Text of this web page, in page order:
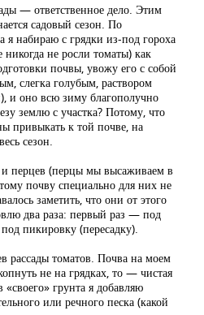
— ответственное дело. Этим
садовый сезон. По
я набираю с грядки из-под гороха
никогда не росли томаты) как
почвы, увожу его с собой
слегка голубым, раствором
и оно всю зиму благополучно
землю с участка? Потому, что
привыкать к той почве, на
сезон.
и перцев (перцы мы высаживаем в
почву специально для них не
заметить, что они от этого
два раза: первый раз — под
пикировку (пересадку).
рассады томатов. Почва на моем
не на грядках, то — чистая
грунта я добавляю
или речного песка (какой